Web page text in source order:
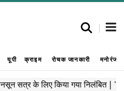
यूपी क्राइम रोचक जानकारी मनोरंजन